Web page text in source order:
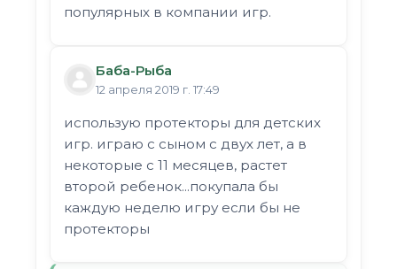
популярных в компании игр.
Баба-Рыба
12 апреля 2019 г. 17:49
использую протекторы для детских
игр. играю с сыном с двух лет, а в
некоторые с 11 месяцев, растет
второй ребенок...покупала бы
каждую неделю игру если бы не
протекторы